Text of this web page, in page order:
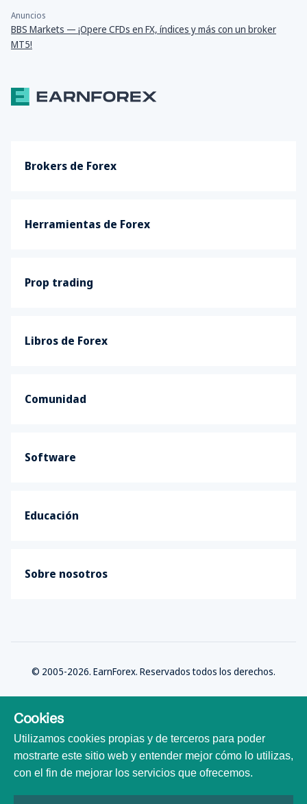
Anuncios
BBS Markets — ¡Opere CFDs en FX, índices y más con un broker
MT5!
Brokers de Forex
Herramientas de Forex
Prop trading
Libros de Forex
Comunidad
Software
Educación
Sobre nosotros
© 2005-2026. EarnForex. Reservados todos los derechos.
Desarrollado por
Cookies
Utilizamos cookies propias y de terceros para poder
mostrarte este sitio web y entender mejor cómo lo utilizas,
con el fin de mejorar los servicios que ofrecemos.